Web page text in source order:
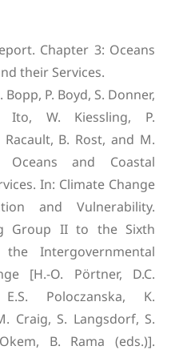
Chapter 3: Oceans
their Services.
Bopp, P. Boyd, S. Donner,
Ito, W. Kiessling, P.
B. Rost, and M.
Oceans and Coastal
In: Climate Change
and Vulnerability.
Group II to the Sixth
Intergovernmental
[H.-O. Pörtner, D.C.
Poloczanska, K.
Craig, S. Langsdorf, S.
B. Rama (eds.)].